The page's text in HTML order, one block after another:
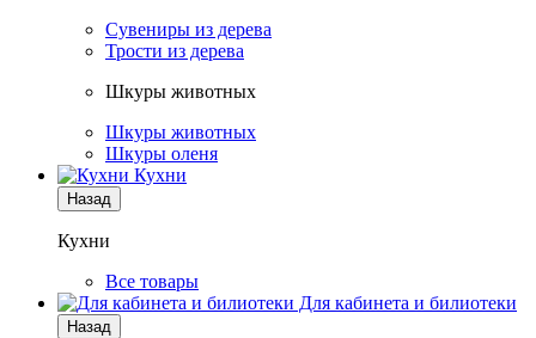
Сувениры из дерева
Трости из дерева
Шкуры животных
Шкуры животных
Шкуры оленя
Кухни
Назад
Кухни
Все товары
Для кабинета и билиотеки
Назад